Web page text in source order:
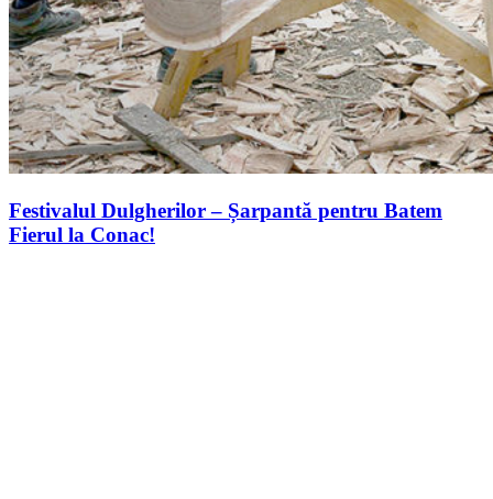
Festivalul Dulgherilor – Șarpantă pentru Batem
Fierul la Conac!